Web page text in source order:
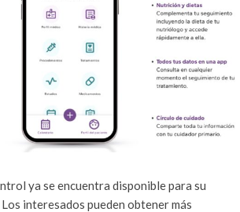
ya se encuentra disponible para su
interesados pueden obtener más